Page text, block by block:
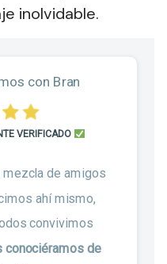
inolvidable.
con Bran
VERIFICADO
mezcla de amigos
ahí mismo,
convivimos
conociéramos de